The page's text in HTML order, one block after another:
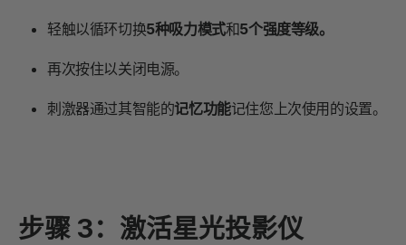
轻触以循环切换5种吸力模式和5个强度等级。
再次按住以关闭电源。
刺激器通过其智能的记忆功能记住您上次使用的设置。
步骤 3：激活星光投影仪